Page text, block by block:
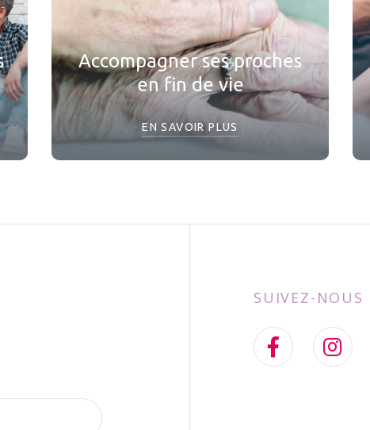
Accompagner ses proches
en fin de vie
EN SAVOIR PLUS
SUIVEZ-NOUS